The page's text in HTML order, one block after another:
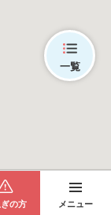
一覧
の方 メニュー